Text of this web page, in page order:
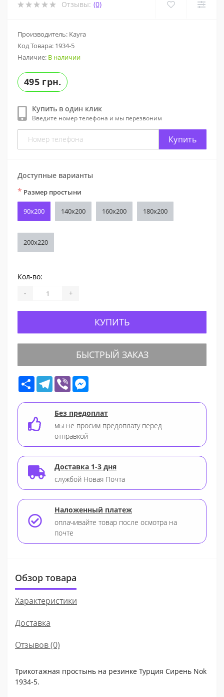
Отзывы: (0)
Производитель: Kayra
Код Товара: 1934-5
Наличие: В наличии
495 грн.
Купить в один клик
Введите номер телефона и мы перезвоним
Купить
Доступные варианты
* Размер простыни
90x200 140x200 160х200 180х200
200x220
Кол-во:
- +
КУПИТЬ
БЫСТРЫЙ ЗАКАЗ
Share Telegram
Viber
Без предоплат
мы не просим предоплату перед
отправкой
Доставка 1-3 дня
службой Новая Почта
Наложенный платеж
оплачивайте товар после осмотра на
почте
Обзор товара
Характеристики
Доставка
Отзывов (0)
Трикотажная простынь на резинке Турция Сирень Nok
1934-5.